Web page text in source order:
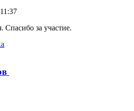
Спасибо за участие.